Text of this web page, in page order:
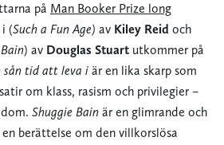
på Man Booker Prize long
i (Such a Fun Age) av Kiley Reid och
) av Douglas Stuart utkommer på
sån tid att leva i är en lika skarp som
om klass, rasism och privilegier –
Shuggie Bain är en glimrande och
berättelse om den villkorslösa